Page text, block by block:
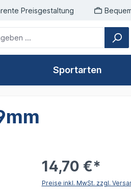
Preisgestaltung
Sportarten
14,70 €*
Preise inkl. MwSt. zzgl.